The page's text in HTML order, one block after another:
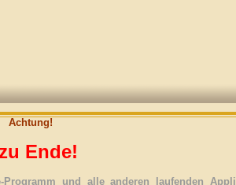
Achtung!
Ende!
und alle anderen laufenden